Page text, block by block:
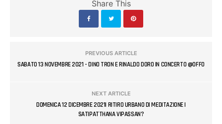
Share This
PREVIOUS ARTICLE
SABATO 13 NOVEMBRE 2021 - DINO TRON E RINALDO DORO IN CONCERTO @OFFO
NEXT ARTICLE
DOMENICA 12 DICEMBRE 2021| RITIRO URBANO DI MEDITAZIONE |
SATIPATTHANA VIPASSAN?